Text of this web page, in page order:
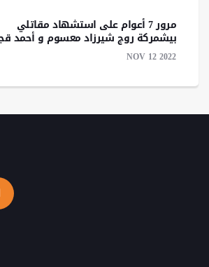
مرور 7 أعوام على استشهاد مقاتلي
بيشمركة روج شيرزاد معسوم و أحمد
NOV 12 2022